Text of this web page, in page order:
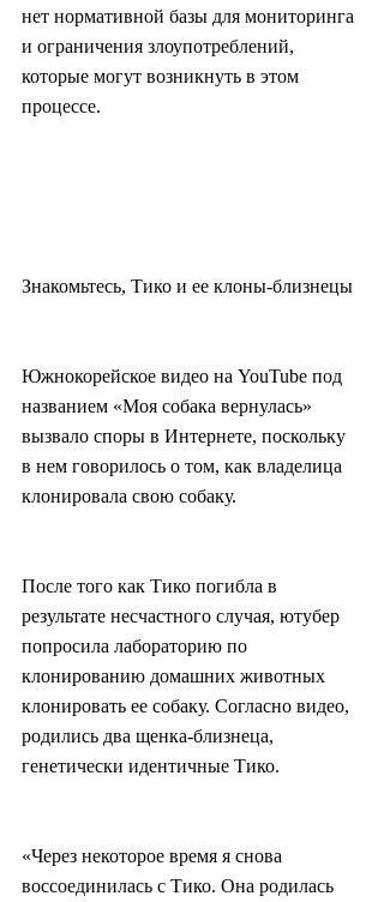
нет нормативной базы для мониторинга
и ограничения злоупотреблений,
которые могут возникнуть в этом
процессе.
Знакомьтесь, Тико и ее клоны-близнецы
Южнокорейское видео на YouTube под
названием «Моя собака вернулась»
вызвало споры в Интернете, поскольку
в нем говорилось о том, как владелица
клонировала свою собаку.
После того как Тико погибла в
результате несчастного случая, ютубер
попросила лабораторию по
клонированию домашних животных
клонировать ее собаку. Согласно видео,
родились два щенка-близнеца,
генетически идентичные Тико.
«Через некоторое время я снова
воссоединилась с Тико. Она родилась